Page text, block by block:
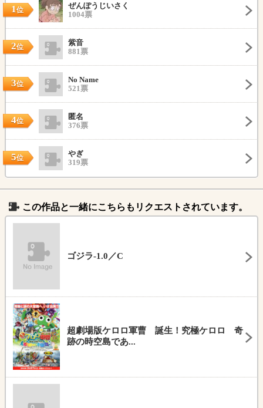
1位
ぜんぽうじいさく
1004票
2位
紫音
881票
3位
No Name
521票
4位
匿名
376票
5位
やぎ
319票
この作品と一緒にこちらもリクエストされています。
ゴジラ-1.0／C
超劇場版ケロロ軍曹 誕生！究極ケロロ 奇
跡の時空島であ...